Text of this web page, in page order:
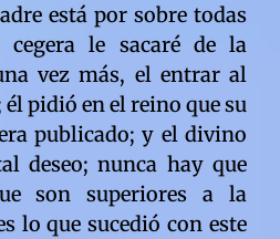
está por sobre todas
le sacaré de la
vez más, el entrar al
él pidió en el reino que su
publicado; y el divino
deseo; nunca hay que
son superiores a la
lo que sucedió con este